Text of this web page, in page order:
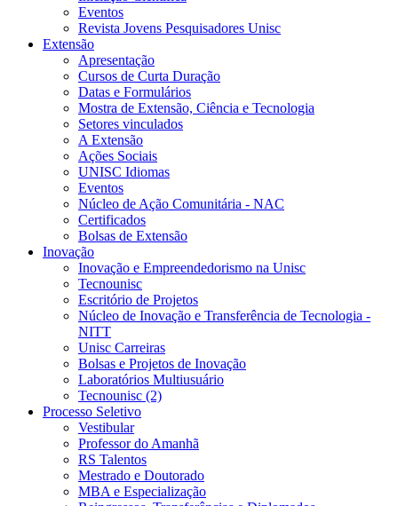
Eventos
Revista Jovens Pesquisadores Unisc
Extensão
Apresentação
Cursos de Curta Duração
Datas e Formulários
Mostra de Extensão, Ciência e Tecnologia
Setores vinculados
A Extensão
Ações Sociais
UNISC Idiomas
Eventos
Núcleo de Ação Comunitária - NAC
Certificados
Bolsas de Extensão
Inovação
Inovação e Empreendedorismo na Unisc
Tecnounisc
Escritório de Projetos
Núcleo de Inovação e Transferência de Tecnologia -
NITT
Unisc Carreiras
Bolsas e Projetos de Inovação
Laboratórios Multiusuário
Tecnounisc (2)
Processo Seletivo
Vestibular
Professor do Amanhã
RS Talentos
Mestrado e Doutorado
MBA e Especialização